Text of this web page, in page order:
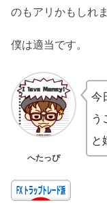
のもアリかもしれま
僕は適当です。
へたっぴ
今
う
と